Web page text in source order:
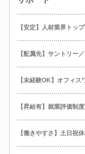
【安定】人材業界トッ
【配属先】サントリー
【未経験OK】オフィ
【昇給有】就業評価制
【働きやすさ】土日祝